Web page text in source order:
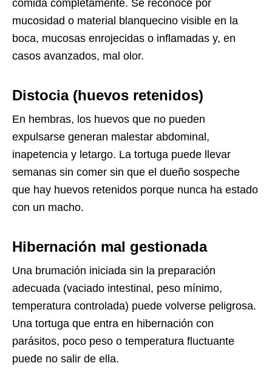
comida completamente. Se reconoce por
mucosidad o material blanquecino visible en la
boca, mucosas enrojecidas o inflamadas y, en
casos avanzados, mal olor.
Distocia (huevos retenidos)
En hembras, los huevos que no pueden
expulsarse generan malestar abdominal,
inapetencia y letargo. La tortuga puede llevar
semanas sin comer sin que el dueño sospeche
que hay huevos retenidos porque nunca ha estado
con un macho.
Hibernación mal gestionada
Una brumación iniciada sin la preparación
adecuada (vaciado intestinal, peso mínimo,
temperatura controlada) puede volverse peligrosa.
Una tortuga que entra en hibernación con
parásitos, poco peso o temperatura fluctuante
puede no salir de ella.